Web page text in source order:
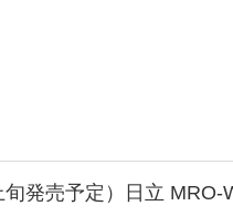
旬発売予定）日立